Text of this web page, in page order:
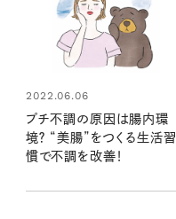
2022.06.06
プチ不調の原因は腸内環
境？ “美腸”をつくる生活習
慣で不調を改善！